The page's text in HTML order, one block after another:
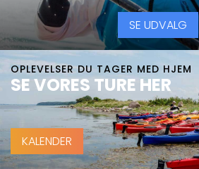
SE UDVALG
OPLEVELSER DU TAGER MED HJEM
SE VORES TURE HER
KALENDER